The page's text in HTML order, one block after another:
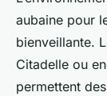
aubaine pour
bienveillante.
Citadelle ou
permettent